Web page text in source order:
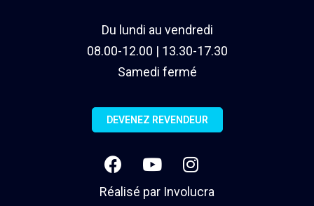
Du lundi au vendredi
08.00-12.00 | 13.30-17.30
Samedi fermé
DEVENEZ REVENDEUR
Réalisé par Involucra